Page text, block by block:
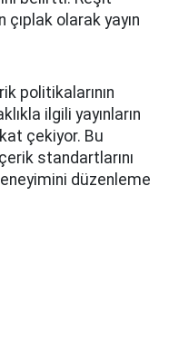
çıplak olarak yayın
politikalarının
ilgili yayınların
çekiyor. Bu
standartlarını
düzenleme